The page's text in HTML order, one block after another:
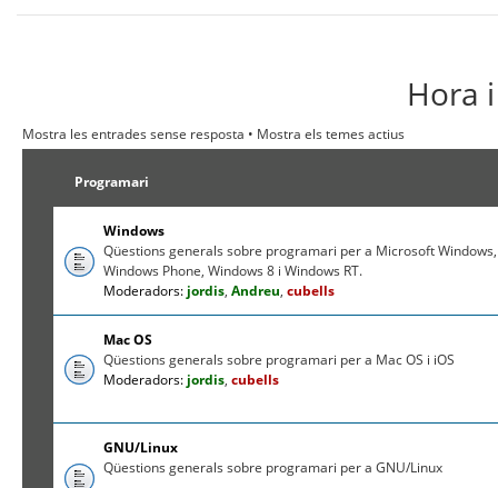
Hora
Mostra les entrades sense resposta • Mostra els temes actius
Programari
Windows
Qüestions generals sobre programari per a Microsoft Windows,
Windows Phone, Windows 8 i Windows RT.
Moderadors: jordis,Andreu,cubells
Mac OS
Qüestions generals sobre programari per a Mac OS i iOS
Moderadors: jordis,cubells
GNU/Linux
Qüestions generals sobre programari per a GNU/Linux